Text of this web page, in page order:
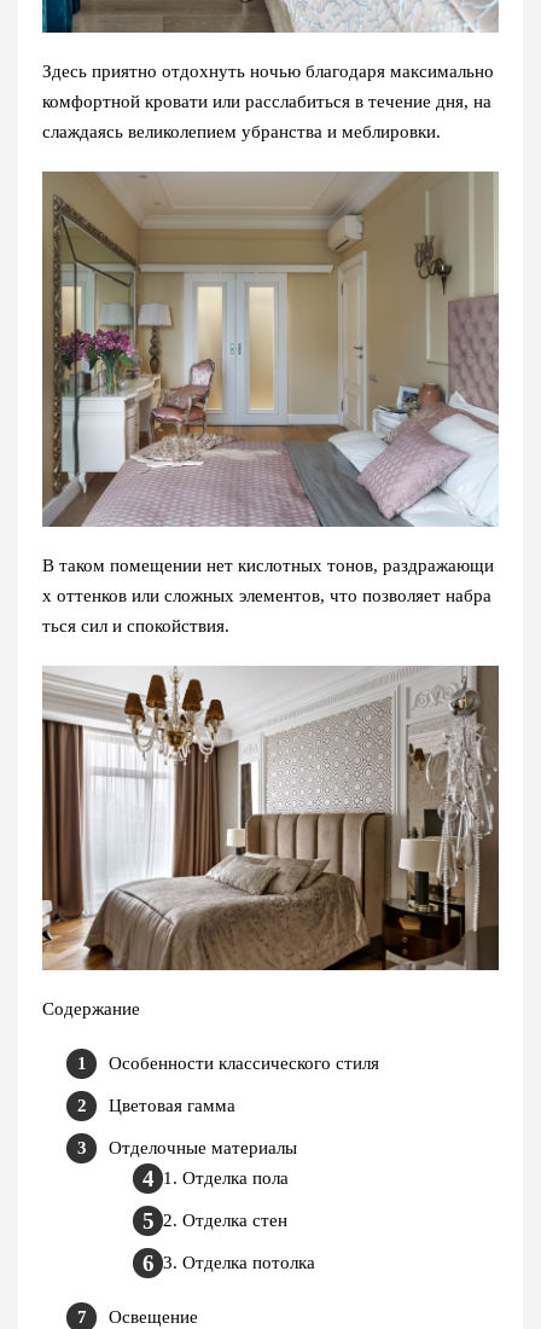
Здесь приятно отдохнуть ночью благодаря максимально
комфортной кровати или расслабиться в течение дня, на
слаждаясь великолепием убранства и меблировки.
В таком помещении нет кислотных тонов, раздражающи
х оттенков или сложных элементов, что позволяет набра
ться сил и спокойствия.
Содержание
Особенности классического стиля
Цветовая гамма
Отделочные материалы
1. Отделка пола
2. Отделка стен
3. Отделка потолка
Освещение